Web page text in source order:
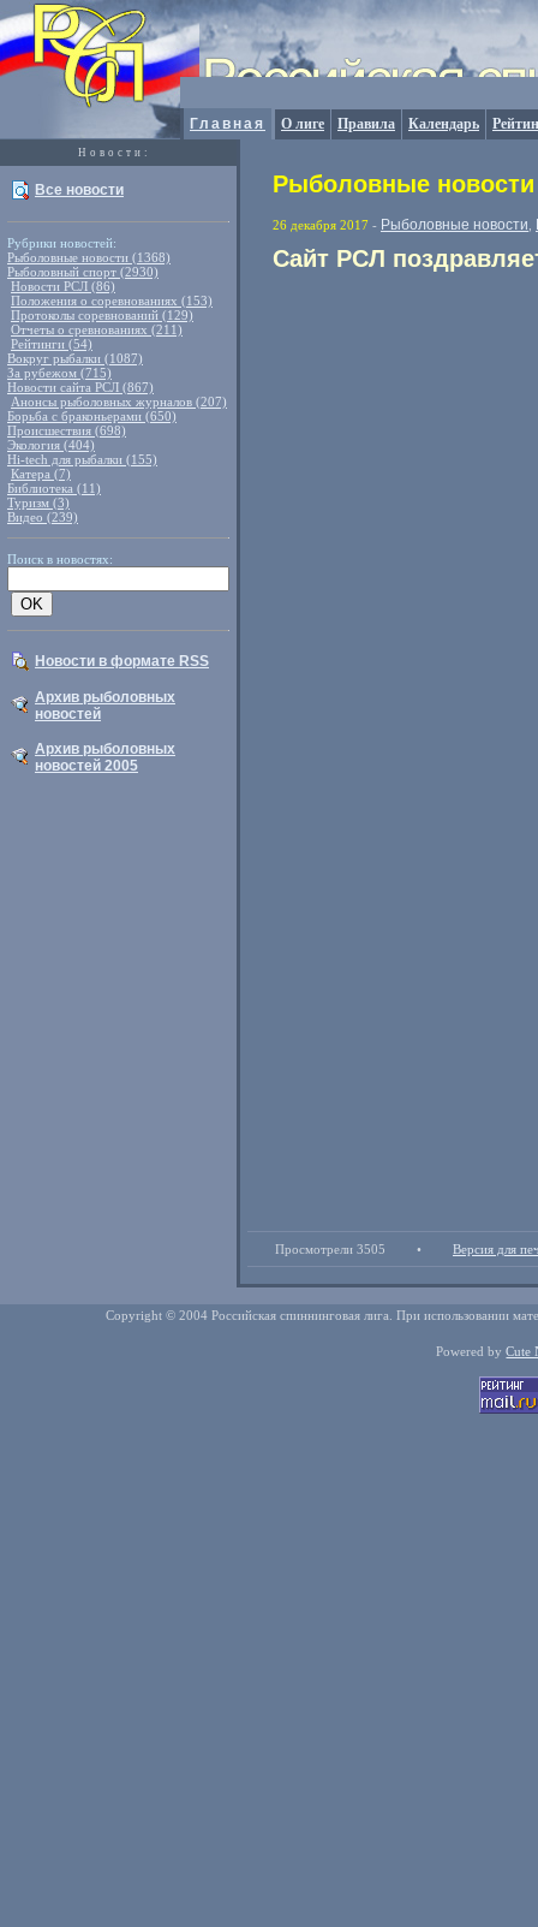
Главная О лиге Правила Календарь
Новости:
Все новости
Рубрики новостей:
Рыболовные новости (1368)
Рыболовный спорт (2930)
Новости РСЛ (86)
Положения о соревнованиях (153)
Протоколы соревнований (129)
Отчеты о сревнованиях (211)
Рейтинги (54)
Вокруг рыбалки (1087)
За рубежом (715)
Новости сайта РСЛ (867)
Анонсы рыболовных журналов (207)
Борьба с браконьерами (650)
Происшествия (698)
Экология (404)
Hi-tech для рыбалки (155)
Катера (7)
Библиотека (11)
Туризм (3)
Видео (239)
Поиск в новостях:
Новости в формате RSS
Архив рыболовных
новостей
Архив рыболовных
новостей 2005
Рыболовные новости
26 декабря 2017 - Рыболовные новости
Сайт РСЛ
Просмотрели 3505 • Версия для
Copyright © 2004 Российская спиннинговая лига. При использовании
Powered by Cute